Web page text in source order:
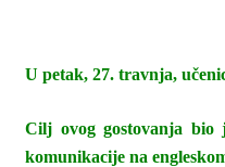
U petak, 27. travnja,
Cilj ovog gostovanja bio
komunikacije na